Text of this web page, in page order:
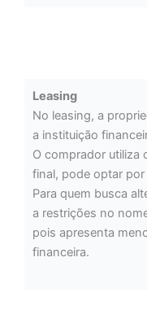
Leasing
No leasing, a
a instituição
O comprador utiliza
final, pode optar
Para quem busca
a restrições no
pois apresenta
financeira.